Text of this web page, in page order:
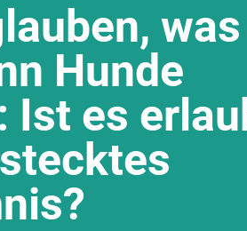
was
Hunde
Ist es